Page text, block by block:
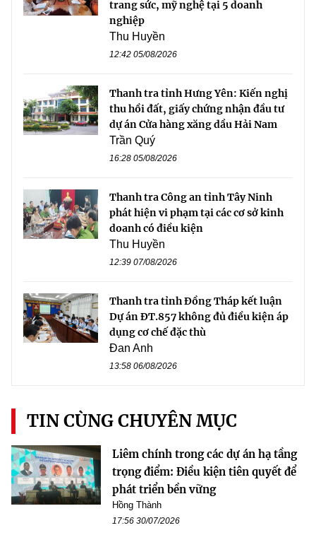
trang sức, mỹ nghệ tại 5 doanh
nghiệp
Thu Huyền
12:42 05/08/2026
Thanh tra tỉnh Hưng Yên: Kiến nghị
thu hồi đất, giấy chứng nhận đầu tư
dự án Cửa hàng xăng dầu Hải Nam
Trần Quý
16:28 05/08/2026
Thanh tra Công an tỉnh Tây Ninh
phát hiện vi phạm tại các cơ sở kinh
doanh có điều kiện
Thu Huyền
12:39 07/08/2026
Thanh tra tỉnh Đồng Tháp kết luận
Dự án ĐT.857 không đủ điều kiện áp
dụng cơ chế đặc thù
Đan Anh
13:58 06/08/2026
TIN CÙNG CHUYÊN MỤC
Liêm chính trong các dự án hạ tầng
trọng điểm: Điều kiện tiên quyết để
phát triển bền vững
Hồng Thành
17:56 30/07/2026